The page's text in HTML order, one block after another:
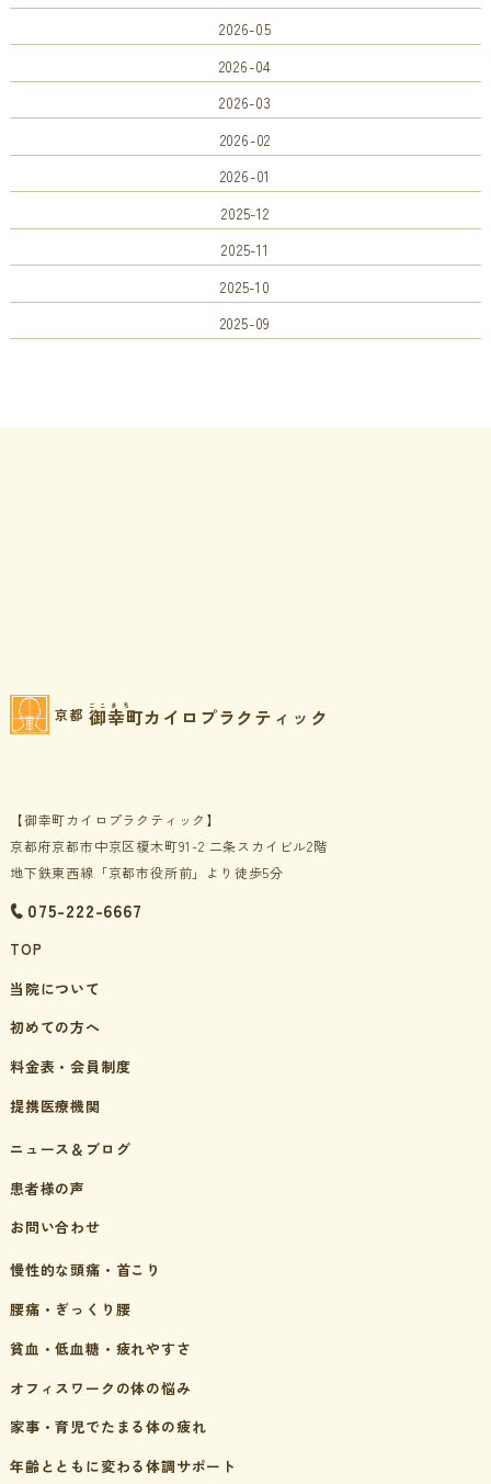
2026-05
2026-04
2026-03
2026-02
2026-01
2025-12
2025-11
2025-10
2025-09
京都 ごこまち
御幸町カイロプラクティック
【御幸町カイロプラクティック】
京都府京都市中京区榎木町91-2 二条スカイビル2階
地下鉄東西線「京都市役所前」より徒歩5分
075-222-6667
TOP
当院について
初めての方へ
料金表・会員制度
提携医療機関
ニュース＆ブログ
患者様の声
お問い合わせ
慢性的な頭痛・首こり
腰痛・ぎっくり腰
貧血・低血糖・疲れやすさ
オフィスワークの体の悩み
家事・育児でたまる体の疲れ
年齢とともに変わる体調サポート